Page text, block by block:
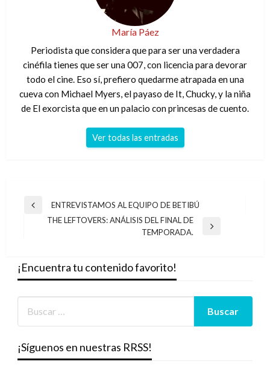
María Páez
Periodista que considera que para ser una verdadera
cinéfila tienes que ser una 007, con licencia para devorar
todo el cine. Eso sí, prefiero quedarme atrapada en una
cueva con Michael Myers, el payaso de It, Chucky, y la niña
de El exorcista que en un palacio con princesas de cuento.
Ver todas las entradas
Navegación
Entrada
anterior
ENTREVISTAMOS AL EQUIPO DE BETIBÚ
THE LEFTOVERS: ANÁLISIS DEL FINAL DE
TEMPORADA.
¡Encuentra tu contenido favorito!
¡Síguenos en nuestras RRSS!